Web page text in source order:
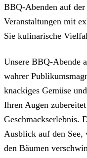
BBQ-Abenden auf der
Veranstaltungen mit
Sie kulinarische
Unsere BBQ-Abende
wahrer
knackiges Gemüse
Ihren Augen
Geschmackserlebnis.
Ausblick auf den See,
den Bäumen